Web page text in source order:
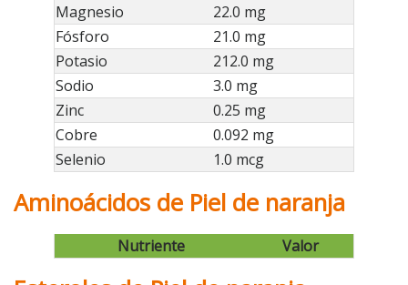
Magnesio
22.0 mg
Fósforo
21.0 mg
Potasio
212.0 mg
Sodio
3.0 mg
Zinc
0.25 mg
Cobre
0.092 mg
Selenio
1.0 mcg
Aminoácidos de Piel de naranja
Nutriente Valor